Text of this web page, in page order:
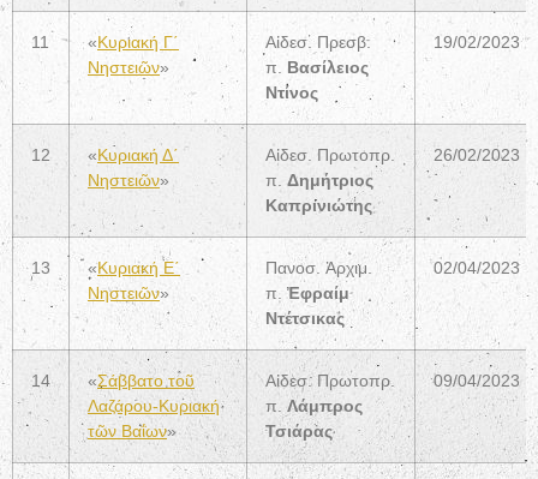
11 «Κυριακή Γ΄
Νηστειῶν»
Αἰδεσ. Πρεσβ.
π. Βασίλειος
Ντίνος
19/02/2023
12 «Κυριακή Δ΄
Νηστειῶν»
Αἰδεσ. Πρωτοπρ.
π. Δημήτριος
Καπρινιώτης
26/02/2023
13 «Κυριακή Ε΄
Νηστειῶν»
Πανοσ. Ἀρχιμ.
π. Ἐφραίμ
Ντέτσικας
02/04/2023
14 «Σάββατο τοῦ
Λαζάρου-Κυριακή
τῶν Βαΐων»
Αἰδεσ. Πρωτοπρ.
π.Λάμπρος
Τσιάρας
09/04/2023